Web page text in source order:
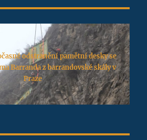
odstranění pamětní desky se
Barranda z barrandovské skály v
Praze